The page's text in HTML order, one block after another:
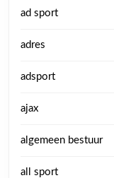
ad sport
adres
adsport
ajax
algemeen bestuur
all sport